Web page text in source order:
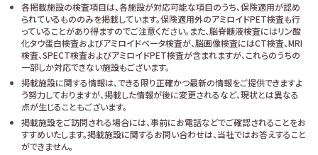
各掲載施設の検査項目は、各施設が対応可能な項目のうち、保険適用が認め
られているもののみを掲載しています。保険適用外のアミロイドPET検査も行
っていることがあり得ますのでご注意ください。また、脳脊髄液検査にはリン酸
化タウ蛋白検査およびアミロイドベータ検査が、脳画像検査にはCT検査、MRI
検査、SPECT検査およびアミロイドPET検査が含まれますが、これらのうちの
一部しか対応できない施設もございます。
掲載施設に関する情報は、できる限り正確かつ最新の情報をご提供できますよ
う努力しておりますが、掲載した情報が後に変更されるなど、現状とは異なる
点が生じることもございます。
掲載施設をご訪問される場合には、事前にお電話などでご確認されることをお
すすめいたします。掲載施設に関するお問い合わせは、当社ではお答えすること
ができません。